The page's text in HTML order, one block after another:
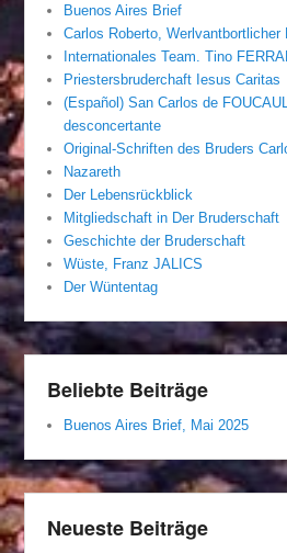
Buenos Aires Brief
Carlos Roberto, Werlvantbortlicher
Internationales Team. Tino
Priestersbruderchaft Iesus Caritas
(Español) San Carlos de
desconcertante
Original-Schriften des Bruders
Nazareth
Der Lebensrückblick
Mitgliedschaft in Der Bruderschaft
Geschichte der Bruderschaft
Wüste, Franz JALICS
Der Wüntentag
Beliebte Beiträge
Buenos Aires Brief, Mai 2025
Neueste Beiträge